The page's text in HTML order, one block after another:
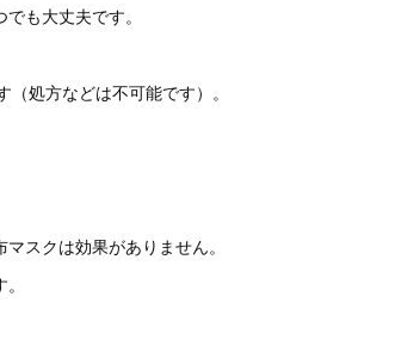
も大丈夫です。
処方などは不可能です）。
スクは効果がありません。